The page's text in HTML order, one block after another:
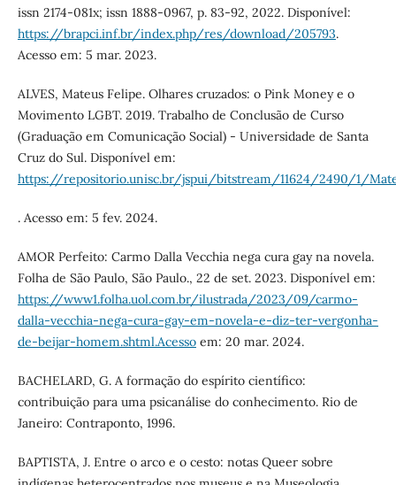
issn 2174-081x; issn 1888-0967, p. 83-92, 2022. Disponível:
https://brapci.inf.br/index.php/res/download/205793.
Acesso em: 5 mar. 2023.
ALVES, Mateus Felipe. Olhares cruzados: o Pink Money e o
Movimento LGBT. 2019. Trabalho de Conclusão de Curso
(Graduação em Comunicação Social) - Universidade de Santa
Cruz do Sul. Disponível em:
https://repositorio.unisc.br/jspui/bitstream/11624/2490/1/
. Acesso em: 5 fev. 2024.
AMOR Perfeito: Carmo Dalla Vecchia nega cura gay na novela.
Folha de São Paulo, São Paulo., 22 de set. 2023. Disponível em:
https://www1.folha.uol.com.br/ilustrada/2023/09/carmo-
dalla-vecchia-nega-cura-gay-em-novela-e-diz-ter-vergonha-
de-beijar-homem.shtml.Acessoem: 20 mar. 2024.
BACHELARD, G. A formação do espírito científico:
contribuição para uma psicanálise do conhecimento. Rio de
Janeiro: Contraponto, 1996.
BAPTISTA, J. Entre o arco e o cesto: notas Queer sobre